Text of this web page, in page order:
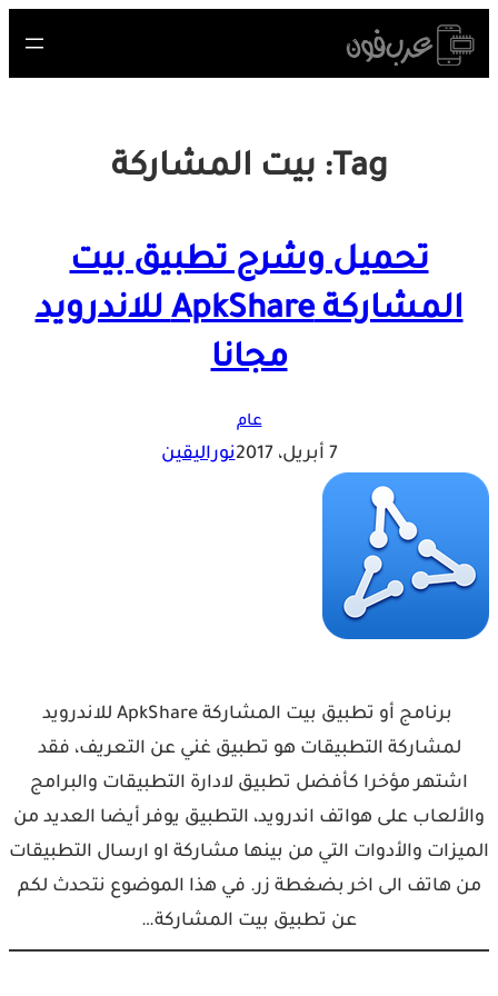
Skip
to
Tag: بيت المشاركة
تحميل وشرح تطبيق بيت
المشاركة ApkShare للاندرويد
مجانا
عام
7 أبريل، 2017 نوراليقين
برنامج أو تطبيق بيت المشاركة ApkShare للاندرويد
لمشاركة التطبيقات هو تطبيق غني عن التعريف، فقد
اشتهر مؤخرا كأفضل تطبيق لادارة التطبيقات والبرامج
والألعاب على هواتف اندرويد، التطبيق يوفر أيضا العديد من
الميزات والأدوات التي من بينها مشاركة او ارسال التطبيقات
من هاتف الى اخر بضغطة زر. في هذا الموضوع نتحدث لكم
عن تطبيق بيت المشاركة…